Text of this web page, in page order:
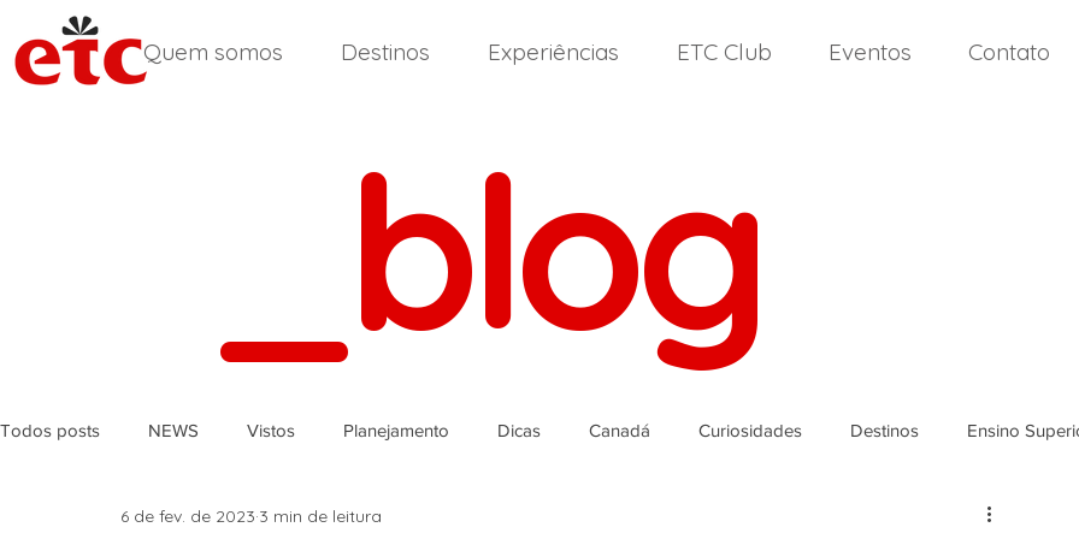
Quem somos Destinos Experiências ETC Club Eventos Contato
_blog
Todos posts NEWS Vistos Planejamento Dicas Canadá Curiosidades Destinos Ensino
África do Sul Reino Unido Inglês
6 de fev. de 2023 3 min de leitura